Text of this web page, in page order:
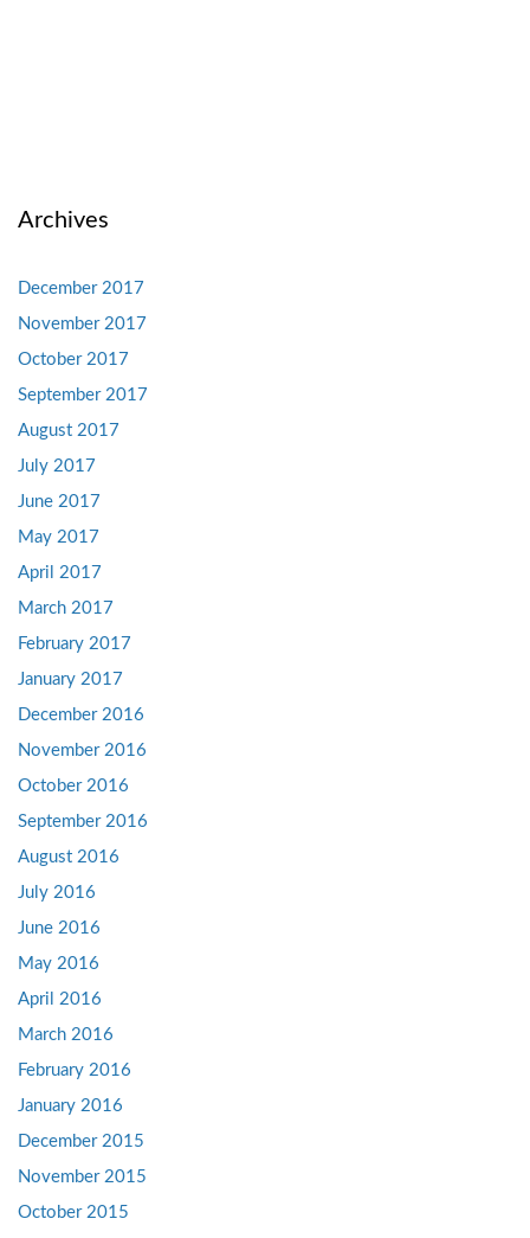
Archives
December 2017
November 2017
October 2017
September 2017
August 2017
July 2017
June 2017
May 2017
April 2017
March 2017
February 2017
January 2017
December 2016
November 2016
October 2016
September 2016
August 2016
July 2016
June 2016
May 2016
April 2016
March 2016
February 2016
January 2016
December 2015
November 2015
October 2015